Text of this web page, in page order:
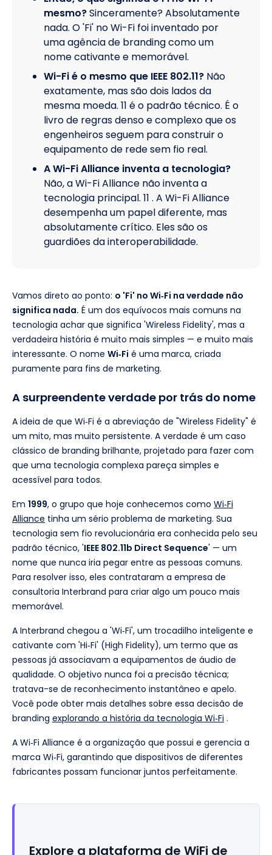
mesmo?Sinceramente? Absolutamente
nada. O 'Fi' no Wi-Fi foi inventado por
uma agência de branding como um
nome cativante e memorável.
Wi-Fi é o mesmo que IEEE 802.11? Não
exatamente, mas são dois lados da
mesma moeda. 11 é o padrão técnico. É o
livro de regras denso e complexo que os
engenheiros seguem para construir o
equipamento de rede sem fio real.
A Wi-Fi Alliance inventa a tecnologia?
Não, a Wi-Fi Alliance não inventa a
tecnologia principal. 11 . A Wi-Fi Alliance
desempenha um papel diferente, mas
absolutamente crítico. Eles são os
guardiões da interoperabilidade.
Vamos direto ao ponto: o 'Fi' no Wi‑Fi na verdade não
significa nada. É um dos equívocos mais comuns na
tecnologia achar que significa 'Wireless Fidelity', mas a
verdadeira história é muito mais simples — e muito mais
interessante. O nome Wi‑Fi é uma marca, criada
puramente para fins de marketing.
A surpreendente verdade por trás do nome
A ideia de que Wi‑Fi é a abreviação de "Wireless Fidelity" é
um mito, mas muito persistente. A verdade é um caso
clássico de branding brilhante, projetado para fazer com
que uma tecnologia complexa pareça simples e
acessível para todos.
Em 1999, o grupo que hoje conhecemos como Wi‑Fi
Alliance tinha um sério problema de marketing. Sua
tecnologia sem fio revolucionária era conhecida pelo seu
padrão técnico, 'IEEE 802.11b Direct Sequence' — um
nome que nunca iria pegar entre as pessoas comuns.
Para resolver isso, eles contrataram a empresa de
consultoria Interbrand para criar algo um pouco mais
memorável.
A Interbrand chegou a 'Wi‑Fi', um trocadilho inteligente e
cativante com 'Hi‑Fi' (High Fidelity), um termo que as
pessoas já associavam a equipamentos de áudio de
qualidade. O objetivo nunca foi a precisão técnica;
tratava-se de reconhecimento instantâneo e apelo.
Você pode obter mais detalhes sobre essa decisão de
branding explorando a história da tecnologia Wi‑Fi .
A Wi‑Fi Alliance é a organização que possui e gerencia a
marca Wi‑Fi, garantindo que dispositivos de diferentes
fabricantes possam funcionar juntos perfeitamente.
Explore a plataforma de WiFi de